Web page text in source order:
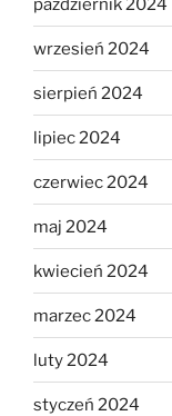
październik 2024
wrzesień 2024
sierpień 2024
lipiec 2024
czerwiec 2024
maj 2024
kwiecień 2024
marzec 2024
luty 2024
styczeń 2024